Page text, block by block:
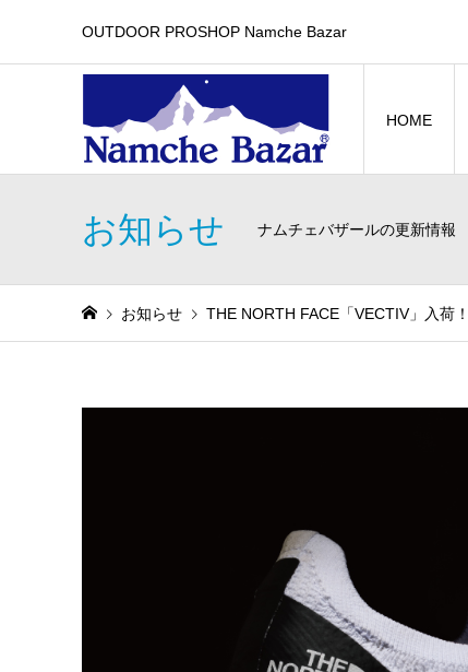
OUTDOOR PROSHOP Namche Bazar
HOME
お知らせ ナムチェバザールの更新情報
お知らせ THE NORTH FACE「VECTIV」入荷！